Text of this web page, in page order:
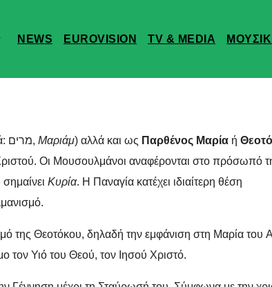
NEWS EUROVISION TV & MEDIA
(Αραμαϊκά, Εβραϊκά: מרים, Μαριάμ) αλλά και ως Παρθένος Μαρία ή
Οι Μουσουλμάνοι αναφέρονται στο πρόσωπό
Κυρία. Η Παναγία κατέχει ιδιαίτερη θέση
της Θεοτόκου, δηλαδή την εμφάνιση στη Μαρία του
τον Υιό του Θεού, τον Ιησού Χριστό.